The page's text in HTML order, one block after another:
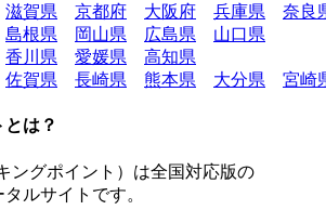
滋賀県 京都府 大阪府 兵庫県 奈良
島根県 岡山県 広島県
山口県
香川県 愛媛県
高知県
佐賀県 長崎県 熊本県 大分県 宮崎
は？
ングポイント）は全国対応版の
ルサイトです。